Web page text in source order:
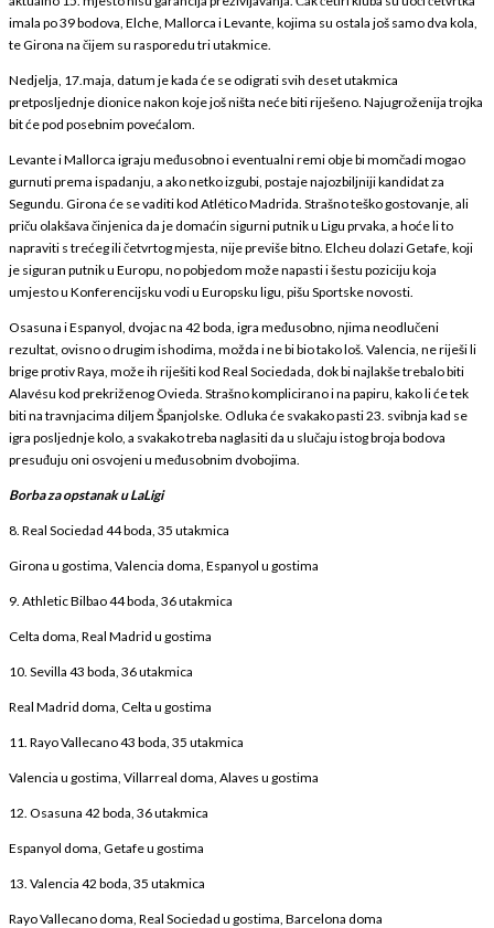
imala po 39 bodova, Elche, Mallorca i Levante, kojima su ostala još samo dva kola,
te Girona na čijem su rasporedu tri utakmice.
Nedjelja, 17.maja, datum je kada će se odigrati svih deset utakmica
pretposljednje dionice nakon koje još ništa neće biti riješeno. Najugroženija trojka
bit će pod posebnim povećalom.
Levante i Mallorca igraju međusobno i eventualni remi obje bi momčadi mogao
gurnuti prema ispadanju, a ako netko izgubi, postaje najozbiljniji kandidat za
Segundu. Girona će se vaditi kod Atlético Madrida. Strašno teško gostovanje, ali
priču olakšava činjenica da je domaćin sigurni putnik u Ligu prvaka, a hoće li to
napraviti s trećeg ili četvrtog mjesta, nije previše bitno. Elcheu dolazi Getafe, koji
je siguran putnik u Europu, no pobjedom može napasti i šestu poziciju koja
umjesto u Konferencijsku vodi u Europsku ligu, pišu Sportske novosti.
Osasuna i Espanyol, dvojac na 42 boda, igra međusobno, njima neodlučeni
rezultat, ovisno o drugim ishodima, možda i ne bi bio tako loš. Valencia, ne riješi li
brige protiv Raya, može ih riješiti kod Real Sociedada, dok bi najlakše trebalo biti
Alavésu kod prekriženog Ovieda. Strašno komplicirano i na papiru, kako li će tek
biti na travnjacima diljem Španjolske. Odluka će svakako pasti 23. svibnja kad se
igra posljednje kolo, a svakako treba naglasiti da u slučaju istog broja bodova
presuđuju oni osvojeni u međusobnim dvobojima.
Borba za opstanak u LaLigi
8. Real Sociedad 44 boda, 35 utakmica
Girona u gostima, Valencia doma, Espanyol u gostima
9. Athletic Bilbao 44 boda, 36 utakmica
Celta doma, Real Madrid u gostima
10. Sevilla 43 boda, 36 utakmica
Real Madrid doma, Celta u gostima
11. Rayo Vallecano 43 boda, 35 utakmica
Valencia u gostima, Villarreal doma, Alaves u gostima
12. Osasuna 42 boda, 36 utakmica
Espanyol doma, Getafe u gostima
13. Valencia 42 boda, 35 utakmica
Rayo Vallecano doma, Real Sociedad u gostima, Barcelona doma